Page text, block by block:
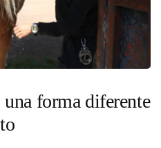
forma diferente